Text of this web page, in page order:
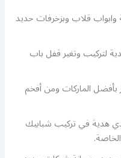
قلاب وبزخرفات حديد
لتركيب وتغير قفل باب
بأفضل الماركات ومن أفخم
هدية في تركيب شبابيك